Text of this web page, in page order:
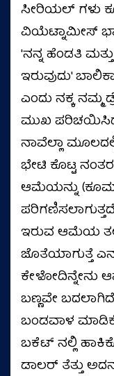
ಸೀರಿಯಲ್ ಗಳು
ವಿಯೆಟ್ನಾಮೀಸ್
'ನನ್ನ ಹೆಂಡತಿ
ಇರುವುದು'
ಎಂದು ನಕ್ಕ
ಮುಖ
ನಾವೆಲ್ಲಾ
ಭೇಟಿ ಕೊಟ್ಟ ನಂತರ
ಆಮೆಯನ್ನು
ಇರುವ ಆಮೆಯ
ಜೊತೆಯಾಗುತ್ತೆ
ಬಣ್ಣವೇ
ಬಂಡವಾಳ
ಬಕೆಟ್ ನಲ್ಲಿ
ಡಾಲರ್ ತೆತ್ತು